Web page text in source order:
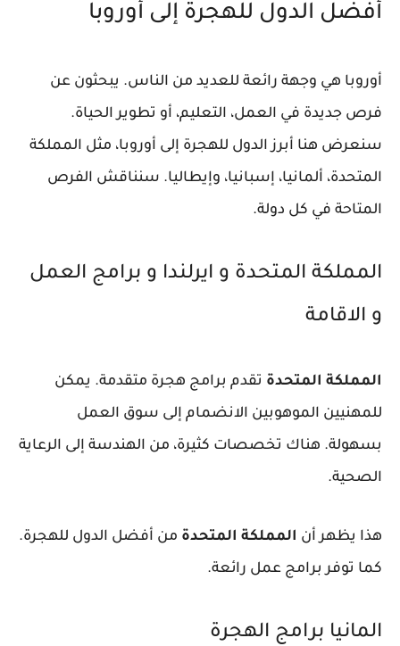
أفضل الدول للهجرة إلى أوروبا
أوروبا هي وجهة رائعة للعديد من الناس. يبحثون عن
فرص جديدة في العمل، التعليم، أو تطوير الحياة.
سنعرض هنا أبرز الدول للهجرة إلى أوروبا، مثل المملكة
المتحدة، ألمانيا، إسبانيا، وإيطاليا. سنناقش الفرص
المتاحة في كل دولة.
المملكة المتحدة و ايرلندا و برامج العمل
و الاقامة
المملكة المتحدةتقدم برامج هجرة متقدمة. يمكن
للمهنيين الموهوبين الانضمام إلى سوق العمل
بسهولة. هناك تخصصات كثيرة، من الهندسة إلى الرعاية
الصحية.
هذا يظهر أنالمملكة المتحدةمنأفضل الدول للهجرة.
كما توفر برامج عمل رائعة.
المانيا برامج الهجرة